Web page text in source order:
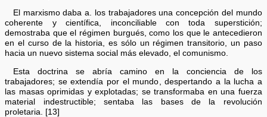
El marxismo daba a. los trabajadores una concepción del mundo
coherente y científica, inconciliable con toda superstición;
demostraba que el régimen burgués, como los que le antecedieron
en el curso de la historia, es sólo un régimen transitorio, un paso
hacia un nuevo sistema social más elevado, el comunismo.
Esta doctrina se abría camino en la conciencia de los
trabajadores; se extendía por el mundo, despertando a la lucha a
las masas oprimidas y explotadas; se transformaba en una fuerza
material indestructible; sentaba las bases de la revolución
proletaria. [13]